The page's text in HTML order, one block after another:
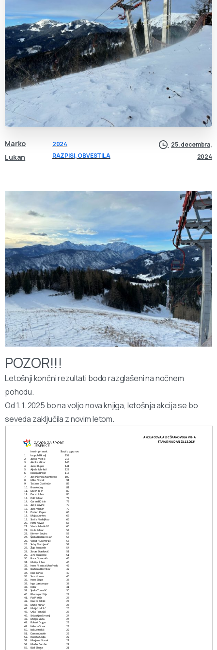
Marko
Lukan
2024
RAZPISI, OBVESTILA
25. decembra,
2024
POZOR!!!
Letošnji končni rezultati bodo razglašeni na nočnem
pohodu.
Od 1. 1. 2025 bo na voljo nova knjiga, letošnja akcija se bo
seveda zaključila z novim letom.